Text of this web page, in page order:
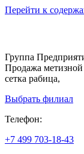
Перейти к
Группа
Продажа метизной
сетка рабица,
Выбрать филиал
Телефон:
+7 499 703-18-43